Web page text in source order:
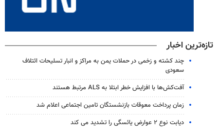
تازه‌ترین اخبار
چند کشته و زخمی در حملات یمن به مراکز و انبار تسلیحات ائتلاف
سعودی
آفت‌کش‌ها با افزایش خطر ابتلا به ALS مرتبط هستند
زمان پرداخت معوقات بازنشستگان تامین اجتماعی اعلام شد
دیابت نوع ۲ عوارض یائسگی را تشدید می کند